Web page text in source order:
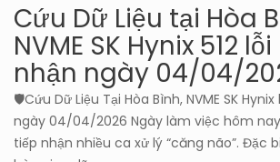
Cứu Dữ Liệu tại Hòa
NVME SK Hynix 512
nhận ngày 04/04/
🛡️Cứu Dữ Liệu Tại Hòa Bình, NVME SK
ngày 04/04/2026 Ngày làm việc hôm
tiếp nhận nhiều ca xử lý “căng não”. Đặc